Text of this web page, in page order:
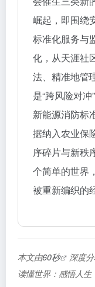
崛起，即围绕
标准化服务与
化，从天涯社
法、精准地管
是“跨风险对
新能源消防标
据纳入农业保
序碎片与新
个简单的世界
被重新编织的
本文由60秒
深度
读懂世界：感悟人生